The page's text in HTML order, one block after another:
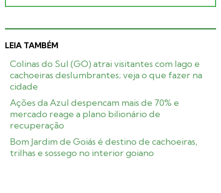
LEIA TAMBÉM
Colinas do Sul (GO) atrai visitantes com lago e
cachoeiras deslumbrantes; veja o que fazer na
cidade
Ações da Azul despencam mais de 70% e
mercado reage a plano bilionário de
recuperação
Bom Jardim de Goiás é destino de cachoeiras,
trilhas e sossego no interior goiano